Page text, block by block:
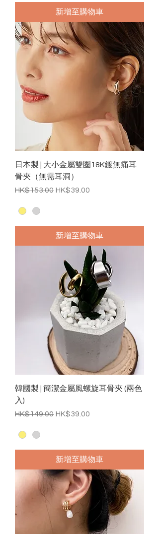
新增至購物車
日本製 | 大小金屬雙圈18K鍍無痛耳
骨夾（無需耳洞）
一般價格
HK$153.00 促銷價格
HK$39.00
新增至購物車
韓國製 | 簡潔金屬風螺旋耳骨夾 (兩色
入)
一般價格
HK$149.00 促銷價格
HK$39.00
新增至購物車